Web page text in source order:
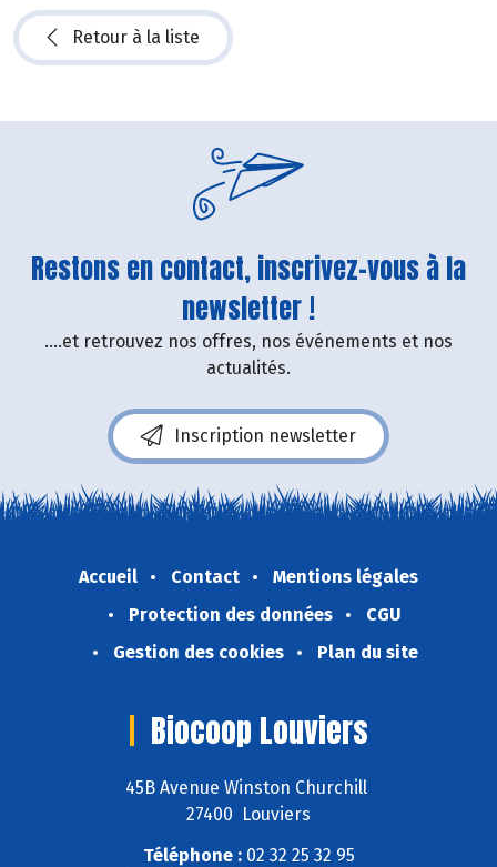
Retour à la liste
Restons en contact, inscrivez-vous à la
newsletter !
....et retrouvez nos offres, nos événements et nos
actualités.
Inscription newsletter
Accueil Contact
Mentions légales
Protection des données
CGU
Gestion des cookies
Plan du site
Biocoop Louviers
45B Avenue Winston Churchill
27400 Louviers
Téléphone :02 32 25 32 95